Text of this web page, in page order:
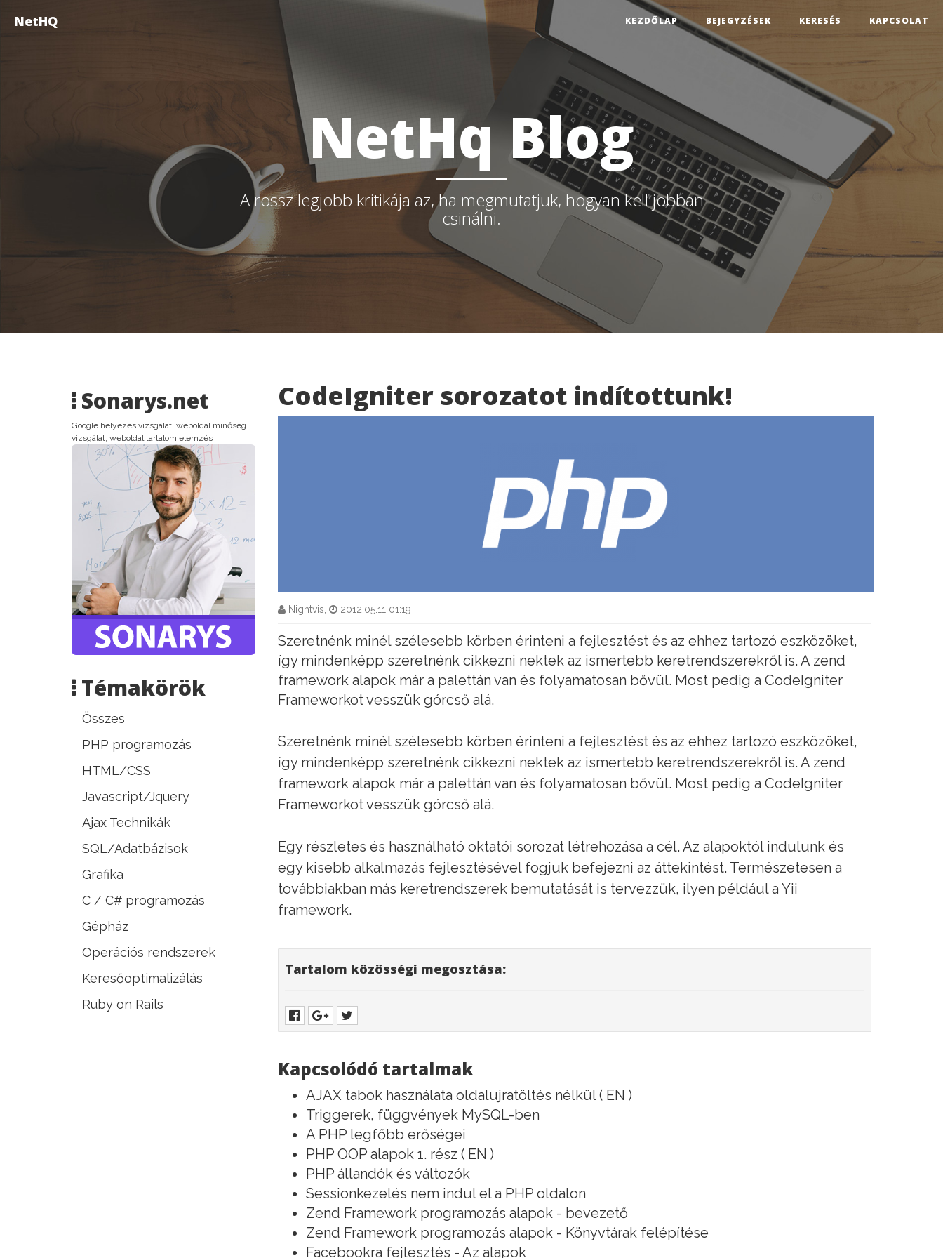
NetHQ KEZDŐLAP BEJEGYZÉSEK KERESÉS KAPCSOLAT
NetHq Blog
A rossz legjobb kritikája az, ha megmutatjuk, hogyan kell jobban
csinálni.
Sonarys.net
Google helyezés vizsgálat, weboldal minőség
vizsgálat, weboldal tartalom elemzés
Témakörök
Összes
PHP programozás
HTML/CSS
Javascript/Jquery
Ajax Technikák
SQL/Adatbázisok
Grafika
C / C# programozás
Gépház
Operációs rendszerek
Keresőoptimalizálás
Ruby on Rails
CodeIgniter sorozatot indítottunk!
Nightvis, 2012.05.11 01:19
Szeretnénk minél szélesebb körben érinteni a fejlesztést és az ehhez tartozó eszközöket,
így mindenképp szeretnénk cikkezni nektek az ismertebb keretrendszerekről is. A zend
framework alapok már a palettán van és folyamatosan bővül. Most pedig a CodeIgniter
Frameworkot vesszük górcső alá.
Szeretnénk minél szélesebb körben érinteni a fejlesztést és az ehhez tartozó eszközöket,
így mindenképp szeretnénk cikkezni nektek az ismertebb keretrendszerekről is. A zend
framework alapok már a palettán van és folyamatosan bővül. Most pedig a CodeIgniter
Frameworkot vesszük górcső alá.
Egy részletes és használható oktatói sorozat létrehozása a cél. Az alapoktól indulunk és
egy kisebb alkalmazás fejlesztésével fogjuk befejezni az áttekintést. Természetesen a
továbbiakban más keretrendszerek bemutatását is tervezzük, ilyen például a Yii
framework.
Tartalom közösségi megosztása:
Kapcsolódó tartalmak
AJAX tabok használata oldalujratöltés nélkül ( EN )
Triggerek, függvények MySQL-ben
A PHP legfőbb erőségei
PHP OOP alapok 1. rész ( EN )
PHP állandók és változók
Sessionkezelés nem indul el a PHP oldalon
Zend Framework programozás alapok - bevezető
Zend Framework programozás alapok - Könyvtárak felépítése
Facebookra fejlesztés - Az alapok